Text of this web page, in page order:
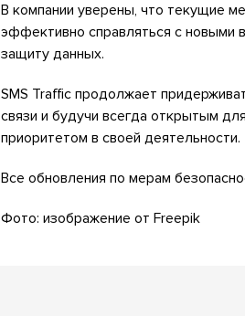
В компании уверены, что текущие
эффективно справляться с новыми
защиту данных.
SMS Traffic продолжает
связи и будучи всегда открытым
приоритетом в своей деятельности.
Все обновления по мерам
Фото: изображение от Freepik